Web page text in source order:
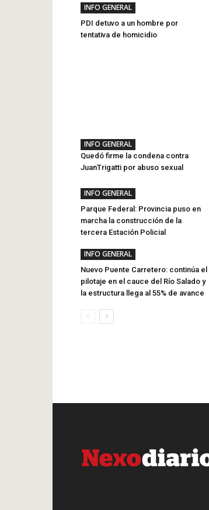
INFO GENERAL
PDI detuvo a un hombre por
tentativa de homicidio
INFO GENERAL
Quedó firme la condena contra
JuanTrigatti por abuso sexual
INFO GENERAL
Parque Federal: Provincia puso en
marcha la construcción de la
tercera Estación Policial
INFO GENERAL
Nuevo Puente Carretero: continúa el
pilotaje en el cauce del Río Salado y
la estructura llega al 55% de avance